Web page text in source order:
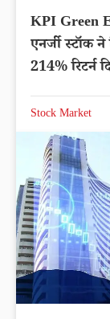
KPI Green
एनर्जी स्टॉक
214% रिटर्न
Stock Market